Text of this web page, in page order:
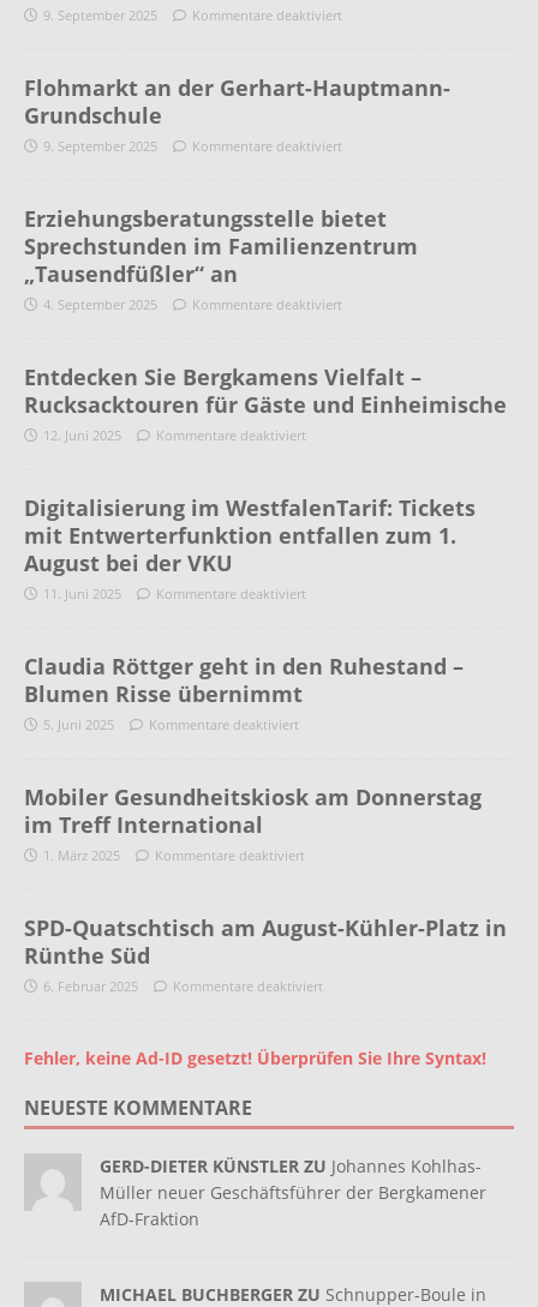
9. September 2025 Kommentare deaktiviert
Flohmarkt an der Gerhart-Hauptmann-
Grundschule
9. September 2025 Kommentare deaktiviert
Erziehungsberatungsstelle bietet
Sprechstunden im Familienzentrum
„Tausendfüßler“ an
4. September 2025 Kommentare deaktiviert
Entdecken Sie Bergkamens Vielfalt –
Rucksacktouren für Gäste und Einheimische
12. Juni 2025 Kommentare deaktiviert
Digitalisierung im WestfalenTarif: Tickets
mit Entwerterfunktion entfallen zum 1.
August bei der VKU
11. Juni 2025 Kommentare deaktiviert
Claudia Röttger geht in den Ruhestand –
Blumen Risse übernimmt
5. Juni 2025 Kommentare deaktiviert
Mobiler Gesundheitskiosk am Donnerstag
im Treff International
1. März 2025 Kommentare deaktiviert
SPD-Quatschtisch am August-Kühler-Platz in
Rünthe Süd
6. Februar 2025 Kommentare deaktiviert
Fehler, keine Ad-ID gesetzt! Überprüfen Sie Ihre Syntax!
NEUESTE KOMMENTARE
GERD-DIETER KÜNSTLER ZU Johannes Kohlhas-
Müller neuer Geschäftsführer der Bergkamener
AfD-Fraktion
MICHAEL BUCHBERGER ZU Schnupper-Boule in